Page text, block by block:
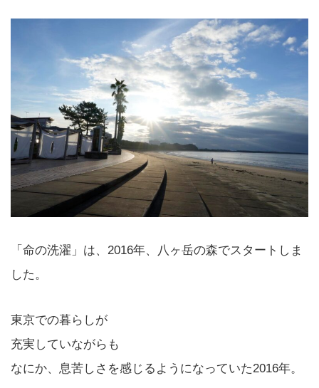
「命の洗濯」は、2016年、八ヶ岳の森でスタートしま
した。
東京での暮らしが
充実していながらも
なにか、息苦しさを感じるようになっていた2016年。